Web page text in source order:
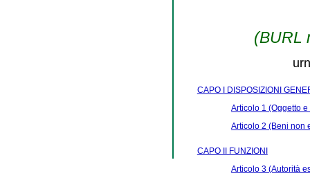
(BURL
CAPO I DISPOSIZIONI
Articolo 1 (Oggetto
Articolo 2 (Beni non
CAPO II FUNZIONI
Articolo 3 (Autorità